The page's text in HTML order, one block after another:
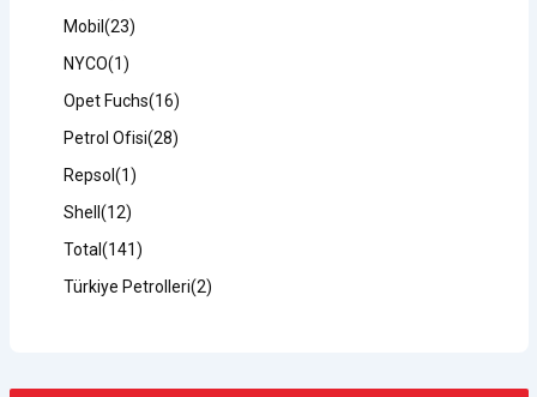
Mobil (23)
NYCO(1)
Opet Fuchs(16)
Petrol Ofisi(28)
Repsol (1)
Shell (12)
Total (141)
Türkiye Petrolleri(2)